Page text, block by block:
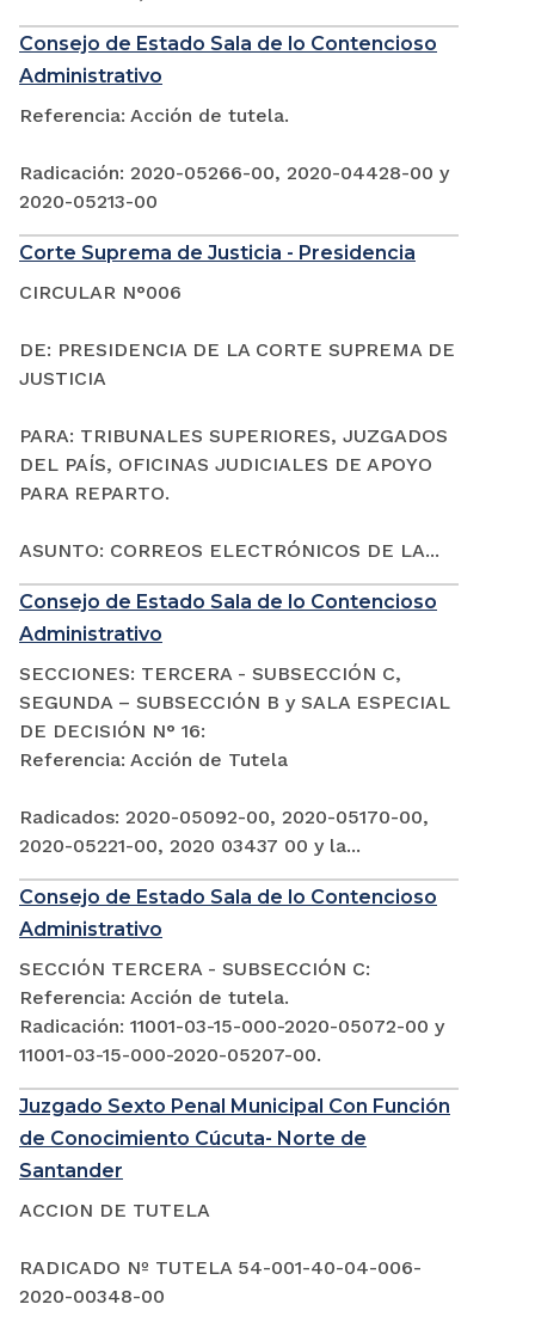
Consejo de Estado Sala de lo Contencioso
Administrativo
Referencia: Acción de tutela.
Radicación: 2020-05266-00, 2020-04428-00 y
2020-05213-00
Corte Suprema de Justicia - Presidencia
CIRCULAR N°006
DE: PRESIDENCIA DE LA CORTE SUPREMA DE
JUSTICIA
PARA: TRIBUNALES SUPERIORES, JUZGADOS
DEL PAÍS, OFICINAS JUDICIALES DE APOYO
PARA REPARTO.
ASUNTO: CORREOS ELECTRÓNICOS DE LA...
Consejo de Estado Sala de lo Contencioso
Administrativo
SECCIONES: TERCERA - SUBSECCIÓN C,
SEGUNDA – SUBSECCIÓN B y SALA ESPECIAL
DE DECISIÓN N° 16:
Referencia: Acción de Tutela
Radicados: 2020-05092-00, 2020-05170-00,
2020-05221-00, 2020 03437 00 y la...
Consejo de Estado Sala de lo Contencioso
Administrativo
SECCIÓN TERCERA - SUBSECCIÓN C:
Referencia: Acción de tutela.
Radicación: 11001-03-15-000-2020-05072-00 y
11001-03-15-000-2020-05207-00.
Juzgado Sexto Penal Municipal Con Función
de Conocimiento Cúcuta- Norte de
Santander
ACCION DE TUTELA
RADICADO Nº TUTELA 54-001-40-04-006-
2020-00348-00